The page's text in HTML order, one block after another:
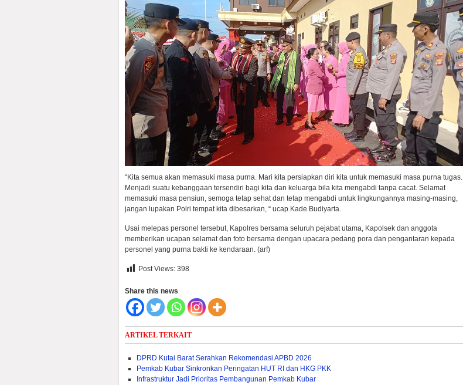
“Kita semua akan memasuki masa purna. Mari kita persiapkan diri kita untuk memasuki masa purna tugas.
Menjadi suatu kebanggaan tersendiri bagi kita dan keluarga bila kita mengabdi tanpa cacat. Selamat
memasuki masa pensiun, semoga tetap sehat dan tetap mengabdi untuk lingkungannya masing-masing,
jangan lupakan Polri tempat kita dibesarkan, “ ucap Kade Budiyarta.
Usai melepas personel tersebut, Kapolres bersama seluruh pejabat utama, Kapolsek dan anggota
memberikan ucapan selamat dan foto bersama dengan upacara pedang pora dan pengantaran kepada
personel yang purna bakti ke kendaraan. (arf)
Post Views: 398
Share this news
ARTIKEL TERKAIT
DPRD Kutai Barat Serahkan Rekomendasi APBD 2026
Pemkab Kubar Sinkronkan Peringatan HUT RI dan HKG PKK
Infrastruktur Jadi Prioritas Pembangunan Pemkab Kubar